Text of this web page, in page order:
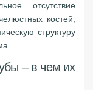
отсутствие
костей,
структуру
– в чем их